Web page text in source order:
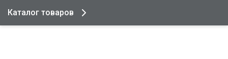
Каталог товаров